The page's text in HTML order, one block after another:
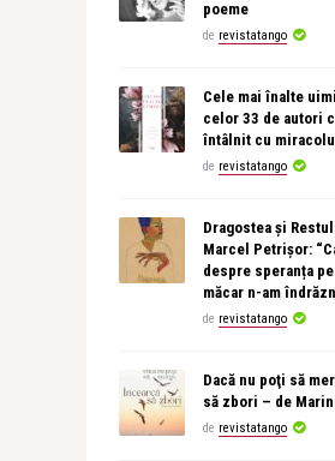
poeme
de revistatango
Cele mai înalte
celor 33 de autori
întâlnit cu miracolul
de revistatango
Dragostea și
Marcel Petrișor:
despre speranța
măcar n-am
de revistatango
Dacă nu poţi să
să zbori – de
de revistatango